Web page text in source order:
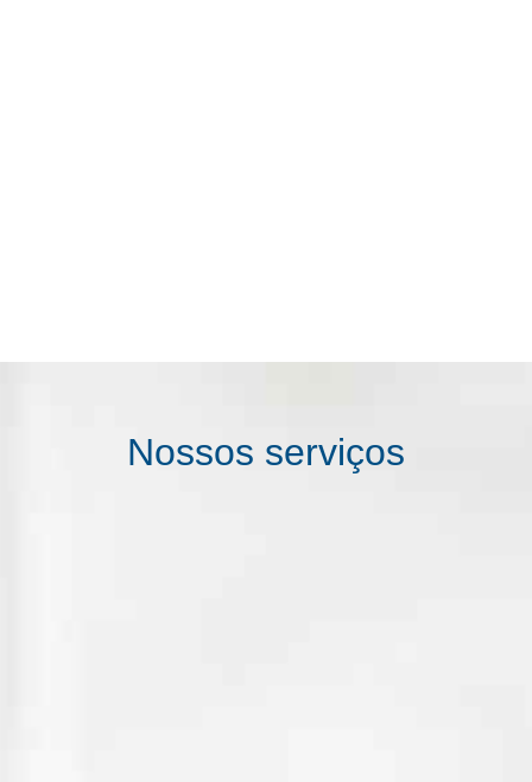
Nossos serviços